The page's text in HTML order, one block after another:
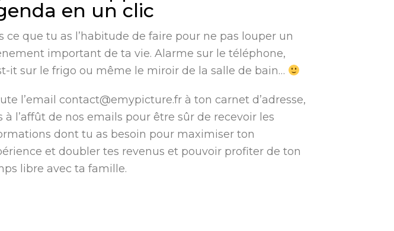
en un clic
ce que tu as l’habitude de faire pour ne pas louper un
important de ta vie. Alarme sur le téléphone,
it sur le frigo ou même le miroir de la salle de bain…
l’email contact@emypicture.frà ton carnet d’adresse,
à l’affût de nos emails pour être sûr de recevoir les
dont tu as besoin pour maximiser ton
et doubler tes revenus et pouvoir profiter de ton
libre avec ta famille.